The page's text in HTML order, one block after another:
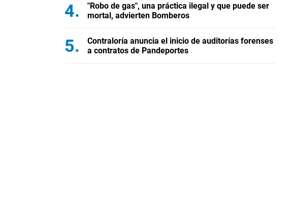
"Robo de gas", una práctica ilegal y que puede ser
mortal, advierten Bomberos
Contraloría anuncia el inicio de auditorías forenses
a contratos de Pandeportes